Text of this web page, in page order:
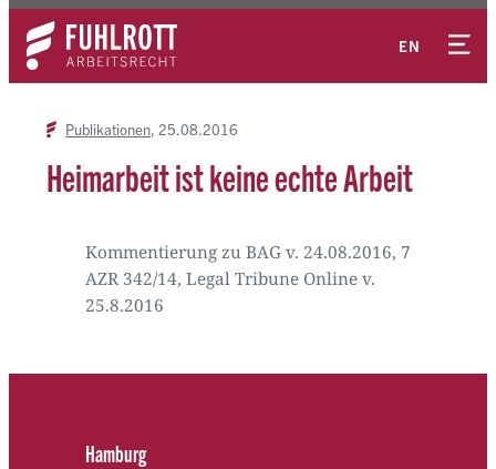
Zum
Inhalt
springen
EN
Kontakt
Publikationen 25.08.2016
Heimarbeit ist keine echte Arbeit
Kommentierung zu BAG v. 24.08.2016, 7
AZR 342/14, Legal Tribune Online v.
25.8.2016
Hamburg